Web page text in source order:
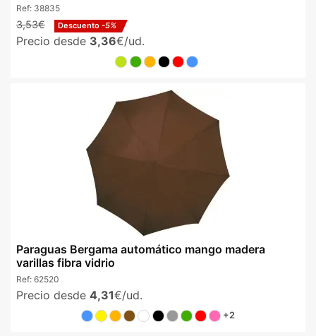
Ref: 38835
3,53€ Descuento -5%
Precio desde 3,36€/ud.
Paraguas Bergama automático mango madera
varillas fibra vidrio
Ref: 62520
Precio desde 4,31€/ud.
+2